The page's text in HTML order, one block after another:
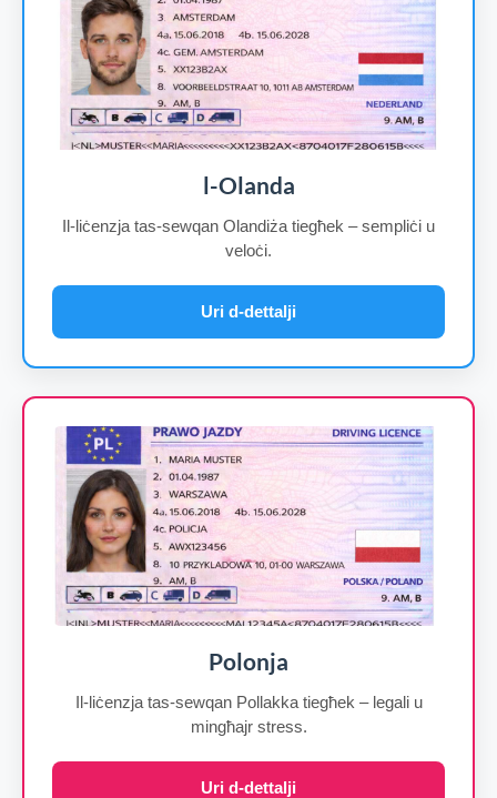
l-Olanda
Il-liċenzja tas-sewqan Olandiża tiegħek – sempliċi u
veloċi.
Uri d-dettalji
Polonja
Il-liċenzja tas-sewqan Pollakka tiegħek – legali u
mingħajr stress.
Uri d-dettalji